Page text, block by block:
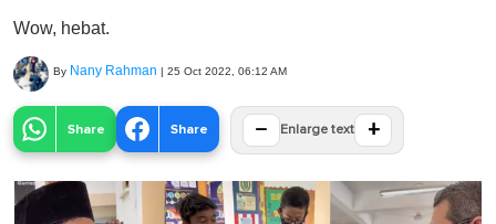
Wow, hebat.
By Nany Rahman | 25 Oct 2022, 06:12 AM
Share Share − Enlarge text +